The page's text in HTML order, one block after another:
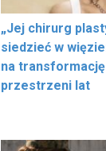
„Jej chirurg
siedzieć w
na transformację
przestrzeni lat